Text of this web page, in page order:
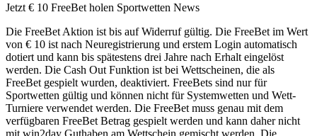
Jetzt € 10 FreeBet holen Sportwetten News
Die FreeBet Aktion ist bis auf Widerruf gültig. Die FreeBet im Wert
von € 10 ist nach Neuregistrierung und erstem Login automatisch
dotiert und kann bis spätestens drei Jahre nach Erhalt eingelöst
werden. Die Cash Out Funktion ist bei Wettscheinen, die als
FreeBet gespielt wurden, deaktiviert. FreeBets sind nur für
Sportwetten gültig und können nicht für Systemwetten und Wett-
Turniere verwendet werden. Die FreeBet muss genau mit dem
verfügbaren FreeBet Betrag gespielt werden und kann daher nicht